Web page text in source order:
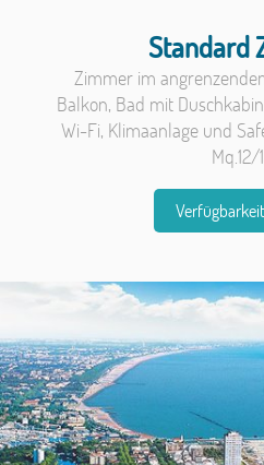
Standard
Zimmer im
Balkon, Bad mit
Wi-Fi, Klimaanlage und
Mq.12/